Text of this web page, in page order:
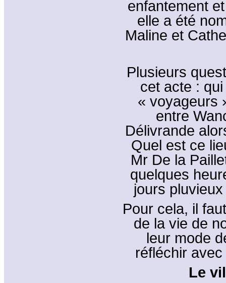
enfantement
elle a été
Maline et
Plusieurs
cet acte :
« voyageurs
entre
Délivrande
Quel est ce
Mr De la
quelques
jours
Pour cela, il
de la vie de
leur mode
réfléchir
Le